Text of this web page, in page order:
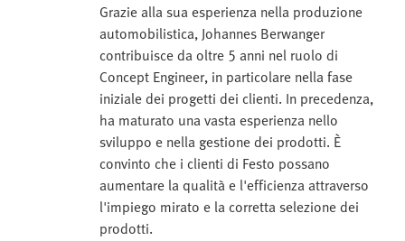
Grazie alla sua esperienza nella produzione
automobilistica, Johannes Berwanger
contribuisce da oltre 5 anni nel ruolo di
Concept Engineer, in particolare nella fase
iniziale dei progetti dei clienti. In precedenza,
ha maturato una vasta esperienza nello
sviluppo e nella gestione dei prodotti. È
convinto che i clienti di Festo possano
aumentare la qualità e l'efficienza attraverso
l'impiego mirato e la corretta selezione dei
prodotti.